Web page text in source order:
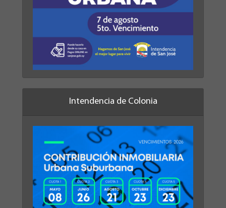
Intendencia de Colonia